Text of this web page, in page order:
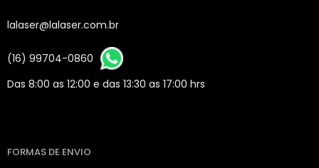
lalaser@lalaser.com.br
(16) 99704-0860
Das 8:00 as 12:00 e das 13:30 as 17:00 hrs
FORMAS DE ENVIO